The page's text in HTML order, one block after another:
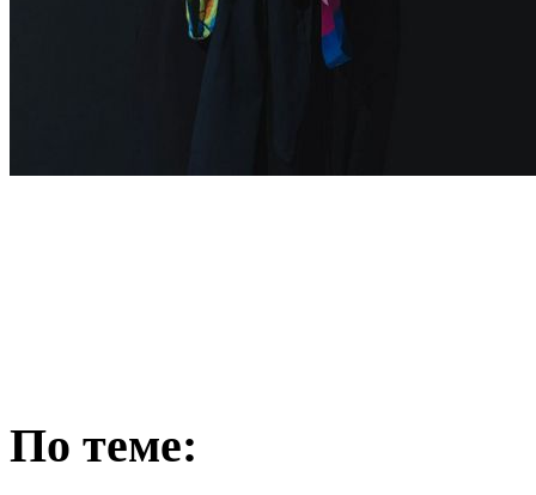
По теме: